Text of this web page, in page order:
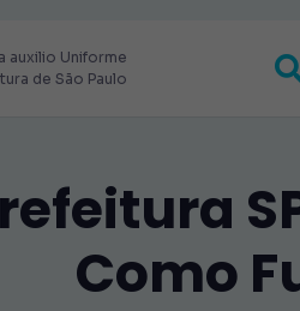
auxilio Uniforme
de São Paulo
Como